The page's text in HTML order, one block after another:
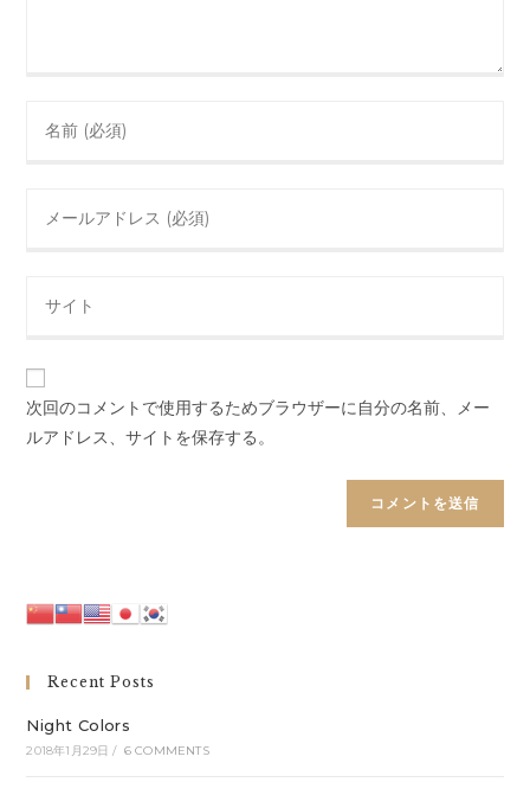
your
username
your
your
(optional)
次回のコメントで使用するためブラウザーに自分の名前、メー
ルアドレス、サイトを保存する。
Recent Posts
Night Colors
2018年1月29日 / 6 COMMENTS